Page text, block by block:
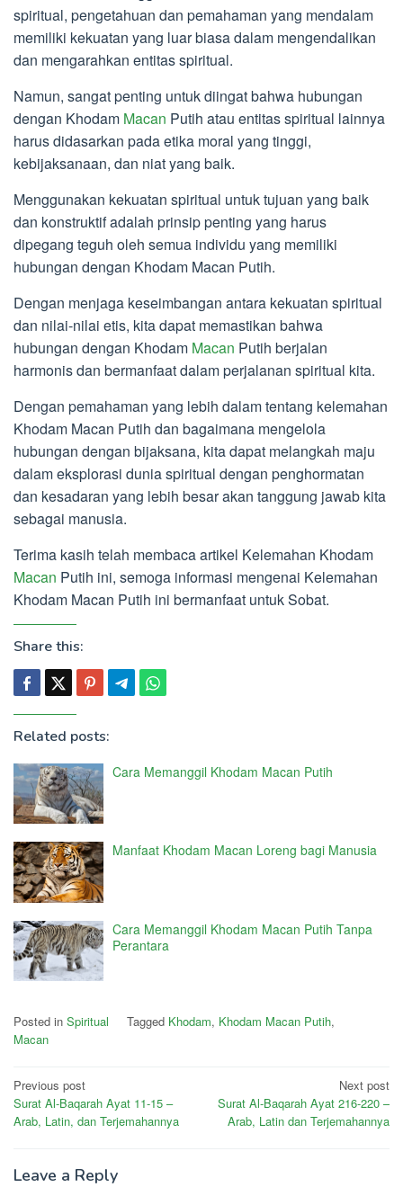
spiritual, pengetahuan dan pemahaman yang mendalam
memiliki kekuatan yang luar biasa dalam mengendalikan
dan mengarahkan entitas spiritual.
Namun, sangat penting untuk diingat bahwa hubungan
dengan Khodam Macan Putih atau entitas spiritual lainnya
harus didasarkan pada etika moral yang tinggi,
kebijaksanaan, dan niat yang baik.
Menggunakan kekuatan spiritual untuk tujuan yang baik
dan konstruktif adalah prinsip penting yang harus
dipegang teguh oleh semua individu yang memiliki
hubungan dengan Khodam Macan Putih.
Dengan menjaga keseimbangan antara kekuatan spiritual
dan nilai-nilai etis, kita dapat memastikan bahwa
hubungan dengan Khodam Macan Putih berjalan
harmonis dan bermanfaat dalam perjalanan spiritual kita.
Dengan pemahaman yang lebih dalam tentang kelemahan
Khodam Macan Putih dan bagaimana mengelola
hubungan dengan bijaksana, kita dapat melangkah maju
dalam eksplorasi dunia spiritual dengan penghormatan
dan kesadaran yang lebih besar akan tanggung jawab kita
sebagai manusia.
Terima kasih telah membaca artikel Kelemahan Khodam
Macan Putih ini, semoga informasi mengenai Kelemahan
Khodam Macan Putih ini bermanfaat untuk Sobat.
Share this:
Related posts:
Cara Memanggil Khodam Macan Putih
Manfaat Khodam Macan Loreng bagi Manusia
Cara Memanggil Khodam Macan Putih Tanpa
Perantara
Posted in Spiritual Tagged Khodam, Khodam Macan Putih,
Macan
Post
navigation
Previous post
Surat Al-Baqarah Ayat 11-15 –
Arab, Latin, dan Terjemahannya
Next post
Surat Al-Baqarah Ayat 216-220 –
Arab, Latin dan Terjemahannya
Leave a Reply